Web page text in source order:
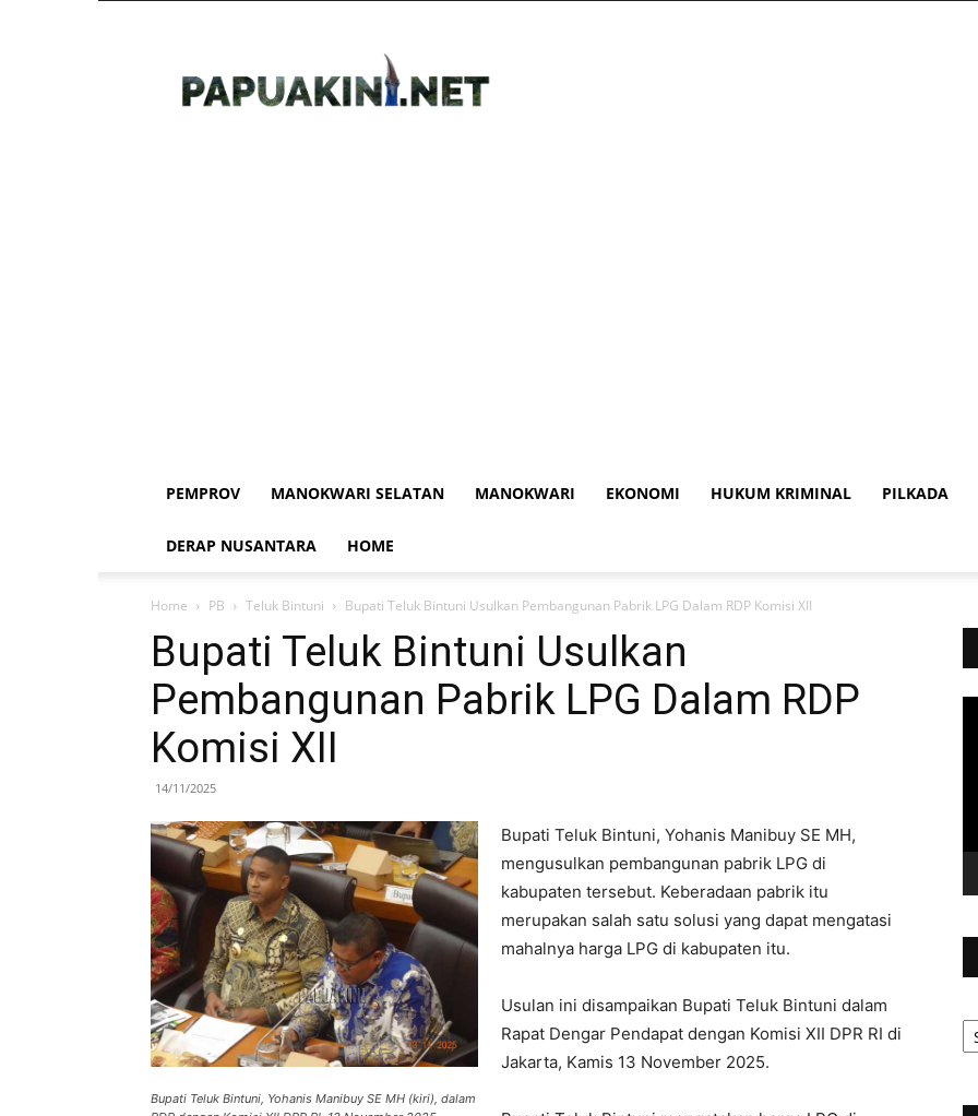
PEMPROV MANOKWARI SELATAN MANOKWARI EKONOMI HUKUM KRIMINAL PILKADA
DERAP NUSANTARA HOME
Home PB Teluk Bintuni Bupati Teluk Bintuni Usulkan Pembangunan Pabrik LPG Dalam RDP Komisi XII
Bupati Teluk Bintuni Usulkan
Pembangunan Pabrik LPG Dalam RDP
Komisi XII
14/11/2025
Bupati Teluk Bintuni, Yohanis Manibuy SE MH (kiri), dalam
Bupati Teluk Bintuni, Yohanis Manibuy SE MH,
mengusulkan pembangunan pabrik LPG di
kabupaten tersebut. Keberadaan pabrik itu
merupakan salah satu solusi yang dapat mengatasi
mahalnya harga LPG di kabupaten itu.
Usulan ini disampaikan Bupati Teluk Bintuni dalam
Rapat Dengar Pendapat dengan Komisi XII DPR RI di
Jakarta, Kamis 13 November 2025.